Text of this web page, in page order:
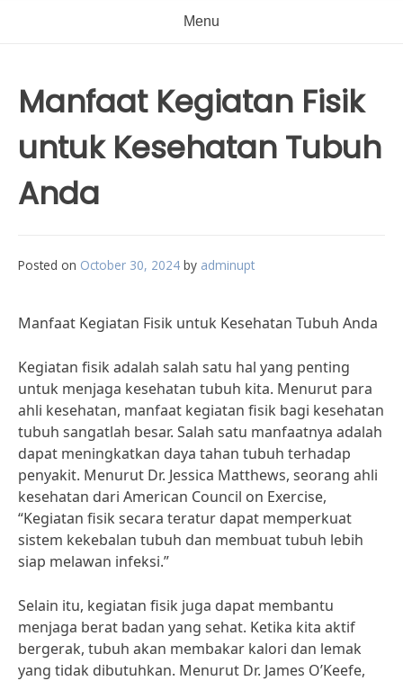
Menu
Manfaat Kegiatan Fisik
untuk Kesehatan Tubuh
Anda
Posted on October 30, 2024 by adminupt
Manfaat Kegiatan Fisik untuk Kesehatan Tubuh Anda
Kegiatan fisik adalah salah satu hal yang penting
untuk menjaga kesehatan tubuh kita. Menurut para
ahli kesehatan, manfaat kegiatan fisik bagi kesehatan
tubuh sangatlah besar. Salah satu manfaatnya adalah
dapat meningkatkan daya tahan tubuh terhadap
penyakit. Menurut Dr. Jessica Matthews, seorang ahli
kesehatan dari American Council on Exercise,
“Kegiatan fisik secara teratur dapat memperkuat
sistem kekebalan tubuh dan membuat tubuh lebih
siap melawan infeksi.”
Selain itu, kegiatan fisik juga dapat membantu
menjaga berat badan yang sehat. Ketika kita aktif
bergerak, tubuh akan membakar kalori dan lemak
yang tidak dibutuhkan. Menurut Dr. James O’Keefe,